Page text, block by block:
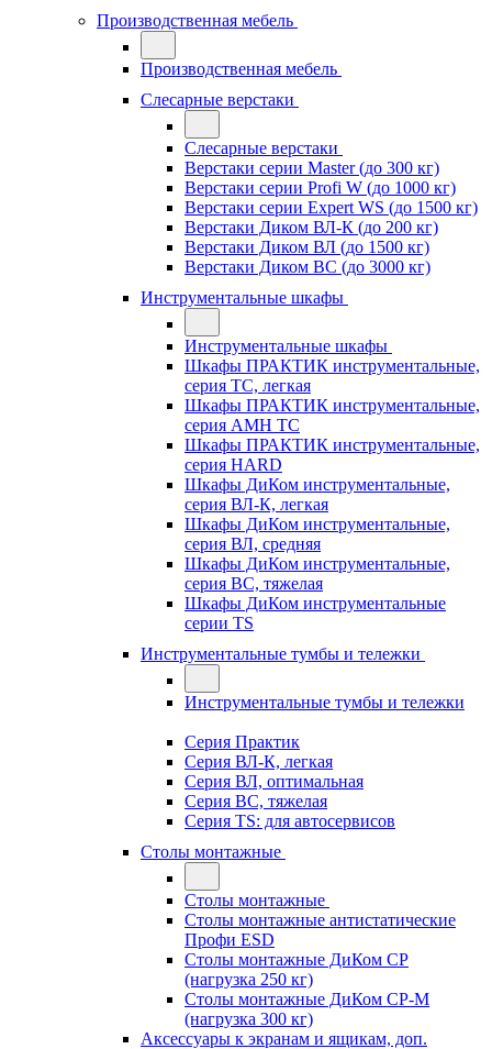
Производственная мебель
Производственная мебель
Слесарные верстаки
Слесарные верстаки
Верстаки серии Master (до 300 кг)
Верстаки серии Profi W (до 1000 кг)
Верстаки серии Expert WS (до 1500 кг)
Верстаки Диком ВЛ-К (до 200 кг)
Верстаки Диком ВЛ (до 1500 кг)
Верстаки Диком ВС (до 3000 кг)
Инструментальные шкафы
Инструментальные шкафы
Шкафы ПРАКТИК инструментальные,
серия TC, легкая
Шкафы ПРАКТИК инструментальные,
серия AMH TC
Шкафы ПРАКТИК инструментальные,
серия HARD
Шкафы ДиКом инструментальные,
cерия ВЛ-К, легкая
Шкафы ДиКом инструментальные,
серия ВЛ, средняя
Шкафы ДиКом инструментальные,
серия ВС, тяжелая
Шкафы ДиКом инструментальные
серии TS
Инструментальные тумбы и тележки
Инструментальные тумбы и тележки
Серия Практик
Серия ВЛ-К, легкая
Серия ВЛ, оптимальная
Серия ВС, тяжелая
Серия TS: для автосервисов
Столы монтажные
Столы монтажные
Столы монтажные антистатические
Профи ESD
Столы монтажные ДиКом СР
(нагрузка 250 кг)
Столы монтажные ДиКом СР-М
(нагрузка 300 кг)
Аксессуары к экранам и ящикам, доп.